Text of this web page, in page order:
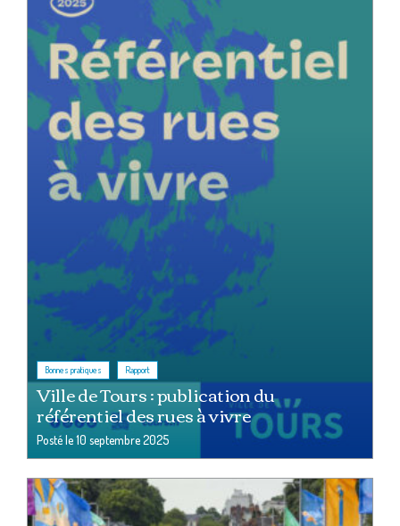
Bonnes pratiques Rapport
Ville de Tours : publication du
référentiel des rues à vivre
Posté le10 septembre 2025